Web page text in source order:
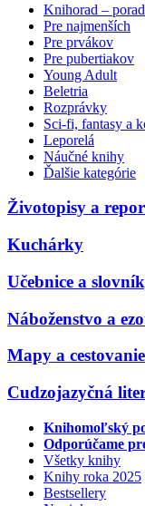
Knihorad –
Pre najmenších
Pre prvákov
Pre pubertiakov
Young Adult
Beletria
Rozprávky
Sci-fi, fantasy a
Leporelá
Náučné knihy
Ďalšie kategórie
Životopisy a
Kuchárky
Učebnice a
Náboženstvo a
Mapy a cestovanie
Cudzojazyčná
Knihomoľský
Odporúčame
Všetky knihy
Knihy roka 2025
Bestsellery